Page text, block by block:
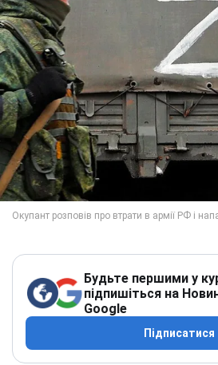
Будьте першими у
підпишіться на
Google
Підписатися